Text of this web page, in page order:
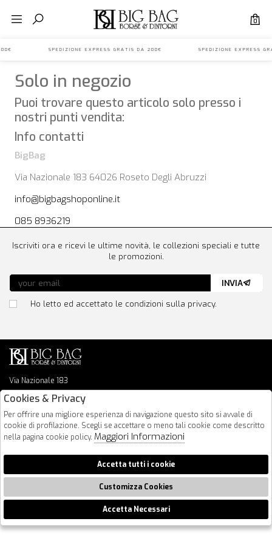
0
DA 200€ SPEDIZIONE EXPRESS GRATIS DA 200€ SPEDIZIONE
Solo in negozio
Puoi trovare questo articolo solo presso i
nostri punti vendita:
Info contatti
BigBag
Via Nazionale 183 64026 Roseto Degli Abruzzi
info@bigbagshoponline.it
085 8936219
Via Nazionale 183
64026 Roseto Degli Abruzzi
info@bigbagshoponline.it
follow us
Iscriviti ora e ricevi le ultime novità, le collezioni speciali e tutte
le promozioni.
Ho letto ed accettato le condizioni sulla privacy.
INVIA
2026 BigBag - P.iva : 00916940679 Powered by
🍪
Cookies & Privacy
Per offrire una migliore esperienza di navigazione questo sito si avvale di
cookie di profilazione. Scegli se accettare o meno tali cookie come descritto
nella pagina cookie policy. Maggiori Informazioni
Accetta tutti i cookie
Customizza Cookies
Accetta Necessari